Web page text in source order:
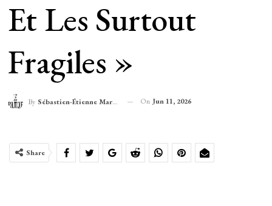
Et Les Surtout
Fragiles »
By Sébastien-Étienne Marechal On Jun 11, 2026
Share